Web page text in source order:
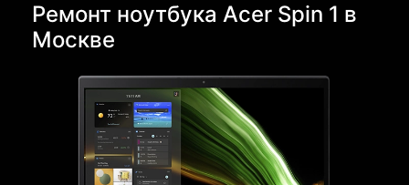
Ремонт ноутбука Acer Spin 1 в
Москве